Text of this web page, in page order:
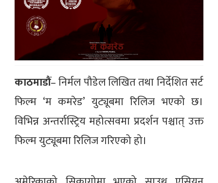
काठमाडौं– निर्मल पौडेल लिखित तथा निर्देशित सर्ट
फिल्म ‘म कमरेड’ युट्यूबमा रिलिज भएको छ।
विभिन्न अन्तर्रास्ट्रिय महोत्सवमा प्रदर्शन पश्चात् उक्त
फिल्म युट्यूबमा रिलिज गरिएको हो।